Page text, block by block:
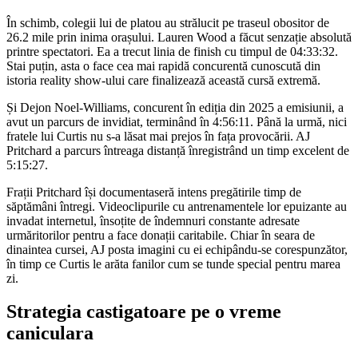
În schimb, colegii lui de platou au strălucit pe traseul obositor de
26.2 mile prin inima orașului. Lauren Wood a făcut senzație absolută
printre spectatori. Ea a trecut linia de finish cu timpul de 04:33:32.
Stai puțin, asta o face cea mai rapidă concurentă cunoscută din
istoria reality show-ului care finalizează această cursă extremă.
Și Dejon Noel-Williams, concurent în ediția din 2025 a emisiunii, a
avut un parcurs de invidiat, terminând în 4:56:11. Până la urmă, nici
fratele lui Curtis nu s-a lăsat mai prejos în fața provocării. AJ
Pritchard a parcurs întreaga distanță înregistrând un timp excelent de
5:15:27.
Frații Pritchard își documentaseră intens pregătirile timp de
săptămâni întregi. Videoclipurile cu antrenamentele lor epuizante au
invadat internetul, însoțite de îndemnuri constante adresate
urmăritorilor pentru a face donații caritabile. Chiar în seara de
dinaintea cursei, AJ posta imagini cu ei echipându-se corespunzător,
în timp ce Curtis le arăta fanilor cum se tunde special pentru marea
zi.
Strategia castigatoare pe o vreme
caniculara